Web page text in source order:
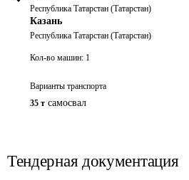
Республика Татарстан (Татарстан)
Казань
Республика Татарстан (Татарстан)
Кол-во машин: 1
Варианты транспорта
35 т самосвал
Тендерная документация